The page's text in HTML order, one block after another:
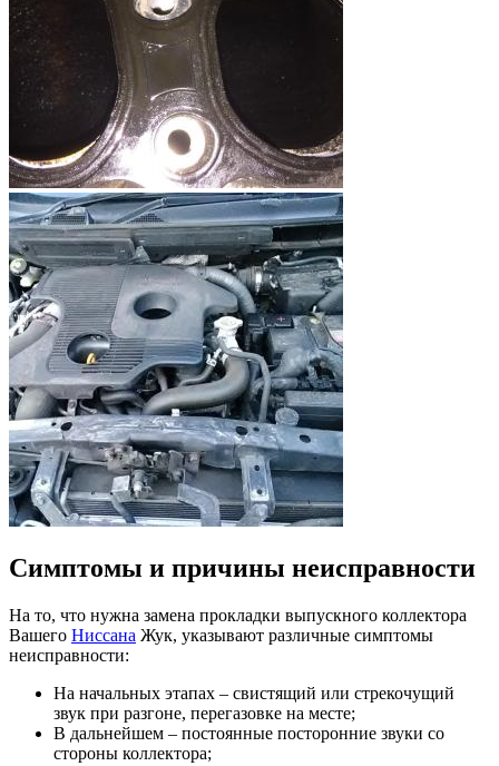
Симптомы и причины неисправности
На то, что нужна замена прокладки выпускного коллектора
Вашего Ниссана Жук, указывают различные симптомы
неисправности:
На начальных этапах – свистящий или стрекочущий
звук при разгоне, перегазовке на месте;
В дальнейшем – постоянные посторонние звуки со
стороны коллектора;